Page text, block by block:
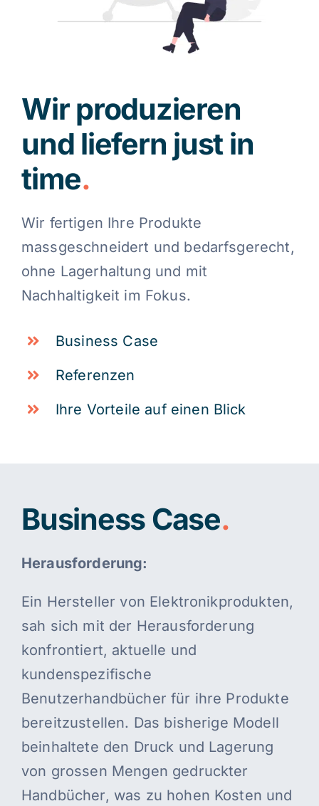
Deutsch
Wir produzieren
und liefern just in
time.
Wir fertigen Ihre Produkte
massgeschneidert und bedarfsgerecht,
ohne Lagerhaltung und mit
Nachhaltigkeit im Fokus.
Business Case
Referenzen
Ihre Vorteile auf einen Blick
Business Case.
Herausforderung:
Ein Hersteller von Elektronikprodukten,
sah sich mit der Herausforderung
konfrontiert, aktuelle und
kundenspezifische
Benutzerhandbücher für ihre Produkte
bereitzustellen. Das bisherige Modell
beinhaltete den Druck und Lagerung
von grossen Mengen gedruckter
Handbücher, was zu hohen Kosten und